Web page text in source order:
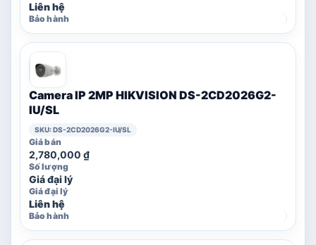
Liên hệ
Camera IP 2MP HIKVISION DS-2CD2026G2-
IU/SL
SKU: DS-2CD2026G2-IU/SL
2,780,000 ₫
Giá đại lý
Liên hệ